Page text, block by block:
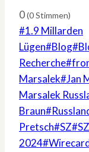
0(0Stimmen)
Schlagworte:
#1.9 Millarden
Lügen#Blog#
Recherche#
Marsalek#Jan
Marsalek
Braun#
Pretsch#SZ#
2024#